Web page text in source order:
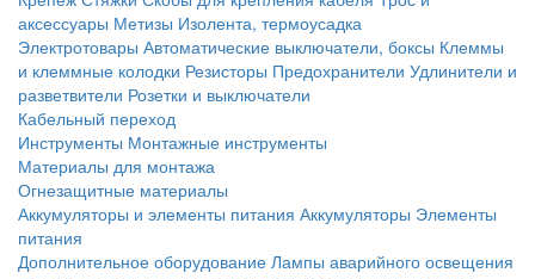
аксессуары Метизы Изолента, термоусадка
Электротовары Автоматические выключатели, боксы Клеммы
и клеммные колодки Резисторы Предохранители Удлинители и
разветвители Розетки и выключатели
Кабельный переход
Инструменты Монтажные инструменты
Материалы для монтажа
Огнезащитные материалы
Аккумуляторы и элементы питания Аккумуляторы Элементы
питания
Дополнительное оборудование Лампы аварийного освещения